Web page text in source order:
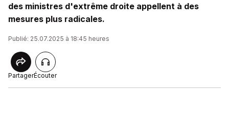
des ministres d'extrême droite appellent à des
mesures plus radicales.
Publié: 25.07.2025 à 18:45 heures
PartagerÉcouter